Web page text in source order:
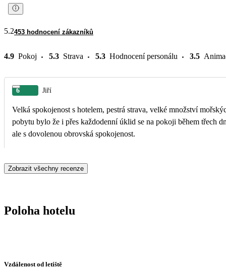
5.2453 hodnocení zákazníků
4.9 Pokoj 5.3 Strava 5.3 Hodnocení personálu 3.5
6 Jiří
Velká spokojenost s hotelem, pestrá strava, velké množství
pobytu bylo že i přes každodenní úklid se na pokoji během třech
ale s dovolenou obrovská spokojenost.
Zobrazit všechny recenze
Poloha hotelu
Vzdálenost od letiště